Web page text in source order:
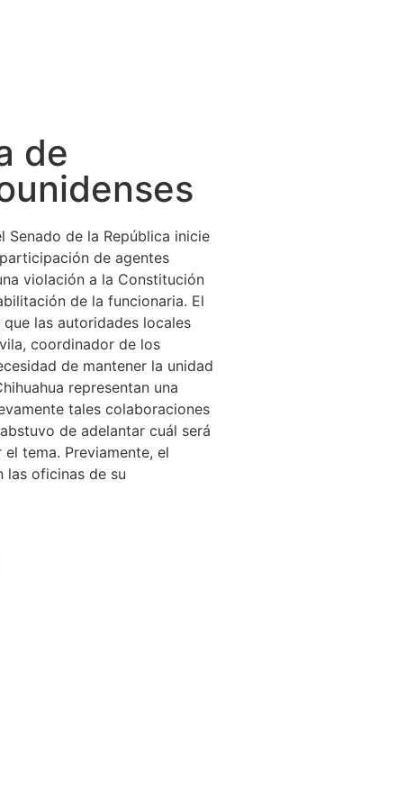
de
de la República inicie
de agentes
violación a la Constitución
de la funcionaria. El
las autoridades locales
coordinador de los
de mantener la unidad
representan una
tales colaboraciones
de adelantar cuál será
tema. Previamente, el
las oficinas de su